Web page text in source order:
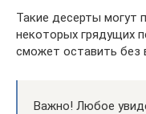
Такие десерты могут
некоторых грядущих
сможет оставить без
Важно! Любое